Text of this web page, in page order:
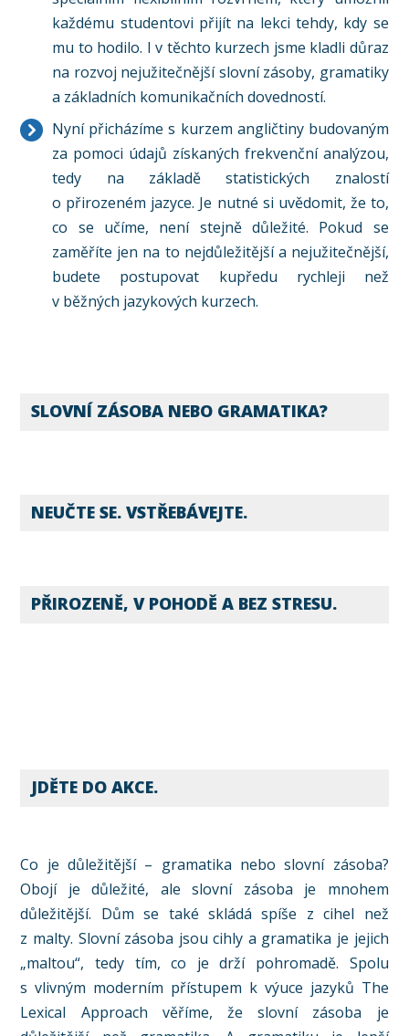
každému studentovi přijít na lekci tehdy, kdy se
mu to hodilo. I v těchto kurzech jsme kladli důraz
na rozvoj nejužitečnější slovní zásoby, gramatiky
a základních komunikačních dovedností.
Nyní přicházíme s kurzem angličtiny budovaným
za pomoci údajů získaných frekvenční analýzou,
tedy na základě statistických znalostí
o přirozeném jazyce. Je nutné si uvědomit, že to,
co se učíme, není stejně důležité. Pokud se
zaměříte jen na to nejdůležitější a nejužitečnější,
budete postupovat kupředu rychleji než
v běžných jazykových kurzech.
SLOVNÍ ZÁSOBA NEBO GRAMATIKA?
NEUČTE SE. VSTŘEBÁVEJTE.
PŘIROZENĚ, V POHODĚ A BEZ STRESU.
JDĚTE DO AKCE.
Co je důležitější – gramatika nebo slovní zásoba?
Obojí je důležité, ale slovní zásoba je mnohem
důležitější. Dům se také skládá spíše z cihel než
z malty. Slovní zásoba jsou cihly a gramatika je jejich
„maltou“, tedy tím, co je drží pohromadě. Spolu
s vlivným moderním přístupem k výuce jazyků The
Lexical Approach věříme, že slovní zásoba je